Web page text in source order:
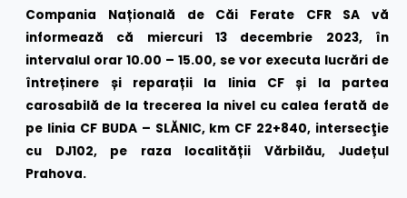
Compania Națională de Căi Ferate CFR SA vă
informează că miercuri 13 decembrie 2023, în
intervalul orar 10.00 – 15.00, se vor executa lucrări de
întreținere și reparații la linia CF și la partea
carosabilă de la trecerea la nivel cu calea ferată de
pe linia CF BUDA – SLĂNIC, km CF 22+840, intersecţie
cu DJ102, pe raza localității Vărbilău, Județul
Prahova.